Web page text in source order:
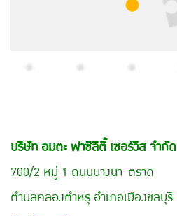
บริษัท อมตะ ฟาซิลิตี้ เซอร์วิส จำกัด
700/2 หมู่ 1 ถนนบางนา-ตราด
ตำบลคลองตำหรุ อำเภอเมืองชลบุรี